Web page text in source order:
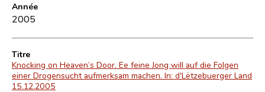
Année
2005
Titre
Knocking on Heaven’s Door. Ee feine Jong will auf die Folgen
einer Drogensucht aufmerksam machen. In: d'Lëtzebuerger Land
15.12.2005